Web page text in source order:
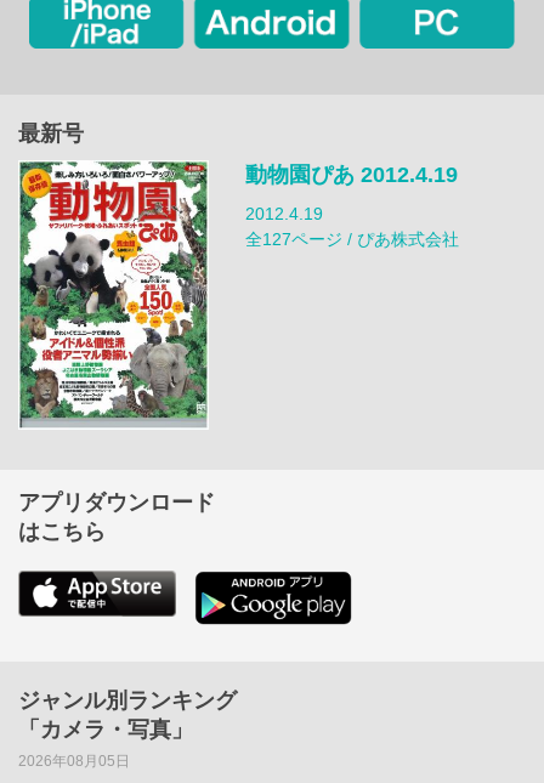
最新号
動物園ぴあ 2012.4.19
2012.4.19
全127ページ / ぴあ株式会社
アプリダウンロード
はこちら
ジャンル別ランキング
「カメラ・写真」
2026年08月05日